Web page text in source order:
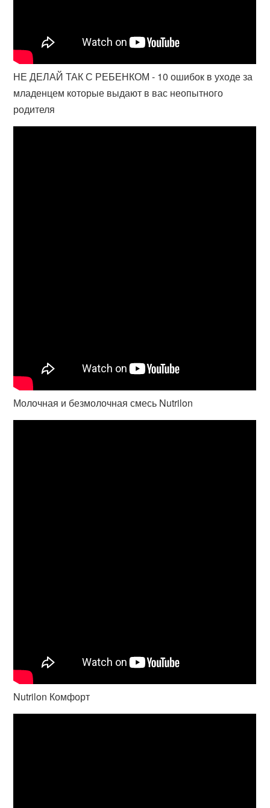
НЕ ДЕЛАЙ ТАК С РЕБЕНКОМ - 10 ошибок в уходе за
младенцем которые выдают в вас неопытного
родителя
Молочная и безмолочная смесь Nutrilon
Nutrilon Комфорт